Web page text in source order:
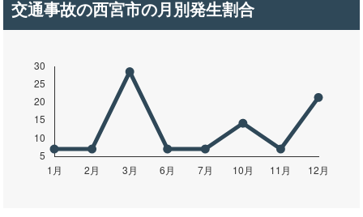
交通事故の西宮市の月別発生割合